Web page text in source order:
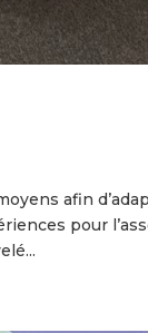
afin
pour